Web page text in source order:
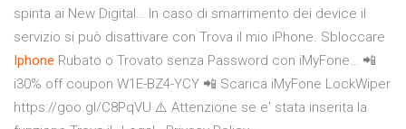
spinta ai New Digital… In caso di smarrimento dei device il
servizio si può disattivare con Trova il mio iPhone. Sbloccare
Iphone Rubato o Trovato senza Password con iMyFone… 📲
i30% off coupon W1E-BZ4-YCY 📲 Scarica iMyFone LockWiper
https://goo.gl/C8PqVU ⚠️ Attenzione se e' stata inserita la